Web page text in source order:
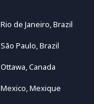
Rio de Janeiro, Brazil
São Paulo, Brazil
Ottawa, Canada
Mexico, Mexique